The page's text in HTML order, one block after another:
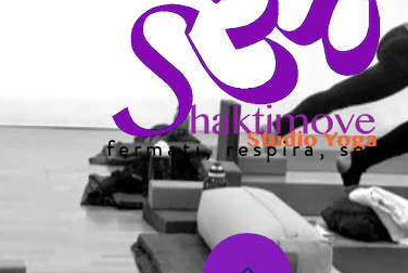
fermati, respira, senti